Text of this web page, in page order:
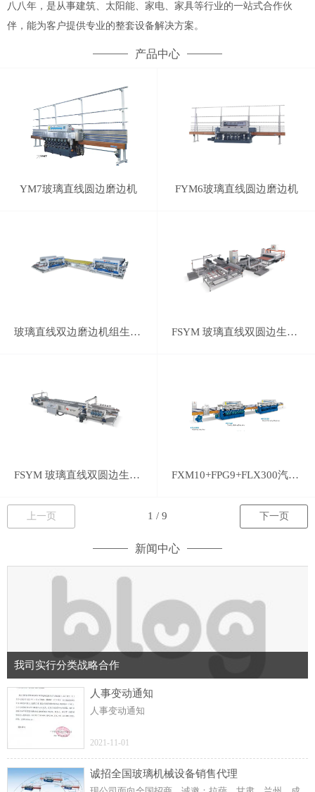
八八年，是从事建筑、太阳能、家电、家具等行业的一站式合作伙
伴，能为客户提供专业的整套设备解决方案。
产品中心
YM7玻璃直线圆边磨边机 FYM6玻璃直线圆边磨边机
玻璃直线双边磨边机组生产线 FSYM 玻璃直线双圆边生产线
FSYM 玻璃直线双圆边生产线 FXM10+FPG9+FLX300汽车后视镜磨边线
上一页 下一页
新闻中心
我司实行分类战略合作
人事变动通知
人事变动通知
2021-11-01
诚招全国玻璃机械设备销售代理